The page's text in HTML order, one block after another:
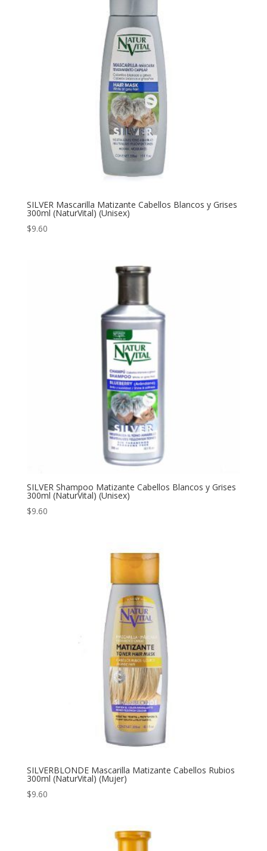
SILVER Mascarilla Matizante Cabellos Blancos y Grises
300ml (NaturVital) (Unisex)
$9.60
SILVER Shampoo Matizante Cabellos Blancos y Grises
300ml (NaturVital) (Unisex)
$9.60
SILVERBLONDE Mascarilla Matizante Cabellos Rubios
300ml (NaturVital) (Mujer)
$9.60